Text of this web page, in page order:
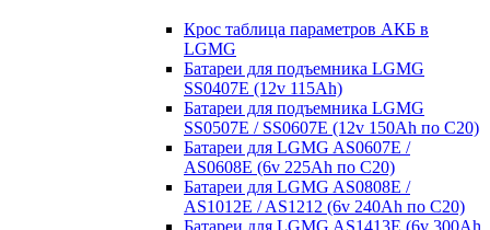
Крос таблица параметров АКБ в
LGMG
Батареи для подъемника LGMG
SS0407E (12v 115Ah)
Батареи для подъемника LGMG
SS0507E / SS0607E (12v 150Ah по С20)
Батареи для LGMG AS0607E /
AS0608E (6v 225Ah по С20)
Батареи для LGMG AS0808E /
AS1012E / AS1212 (6v 240Ah по С20)
Батареи для LGMG AS1413E (6v 300Ah